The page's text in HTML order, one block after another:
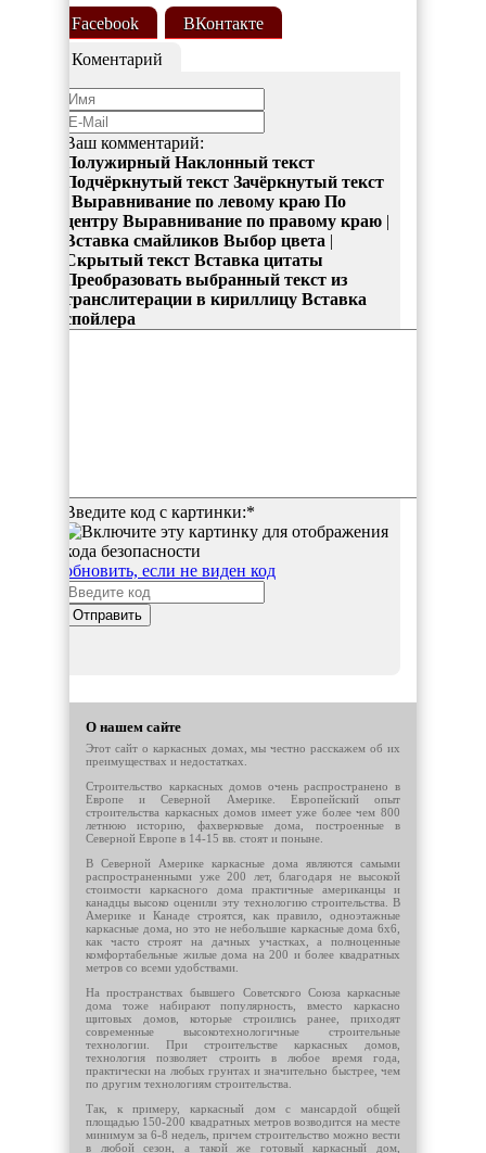
Facebook
ВКонтакте
Коментарий
Ваш комментарий:
Полужирный Наклонный текст
Подчёркнутый текст Зачёркнутый текст
Выравнивание по левому краю По
центру Выравнивание по правому краю |
Вставка смайликов Выбор цвета |
Скрытый текст Вставка цитаты
Преобразовать выбранный текст из
транслитерации в кириллицу Вставка
спойлера
Введите код с картинки:*
обновить, если не виден код
Отправить
О нашем сайте
Этот сайт о каркасных домах, мы честно расскажем об их
преимуществах и недостатках.
Строительство каркасных домов очень распространено в
Европе и Северной Америке. Европейский опыт
строительства каркасных домов имеет уже более чем 800
летнюю историю, фахверковые дома, построенные в
Северной Европе в 14-15 вв. стоят и поныне.
В Северной Америке каркасные дома являются самыми
распространенными уже 200 лет, благодаря не высокой
стоимости каркасного дома практичные американцы и
канадцы высоко оценили эту технологию строительства. В
Америке и Канаде строятся, как правило, одноэтажные
каркасные дома, но это не небольшие каркасные дома 6х6,
как часто строят на дачных участках, а полноценные
комфортабельные жилые дома на 200 и более квадратных
метров со всеми удобствами.
На пространствах бывшего Советского Союза каркасные
дома тоже набирают популярность, вместо каркасно
щитовых домов, которые строились ранее, приходят
современные высокотехнологичные строительные
технологии. При строительстве каркасных домов,
технология позволяет строить в любое время года,
практически на любых грунтах и значительно быстрее, чем
по другим технологиям строительства.
Так, к примеру, каркасный дом с мансардой общей
площадью 150-200 квадратных метров возводится на месте
минимум за 6-8 недель, причем строительство можно вести
в любой сезон, а такой же готовый каркасный дом,